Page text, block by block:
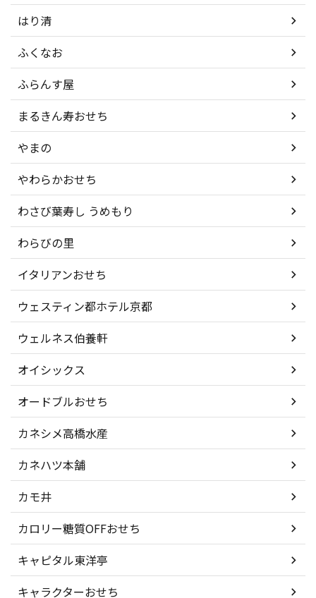
はり清
ふくなお
ふらんす屋
まるきん寿おせち
やまの
やわらかおせち
わさび葉寿し うめもり
わらびの里
イタリアンおせち
ウェスティン都ホテル京都
ウェルネス伯養軒
オイシックス
オードブルおせち
カネシメ高橋水産
カネハツ本舗
カモ井
カロリー糖質OFFおせち
キャピタル東洋亭
キャラクターおせち